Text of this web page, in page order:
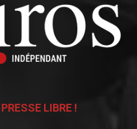
LIBRE !